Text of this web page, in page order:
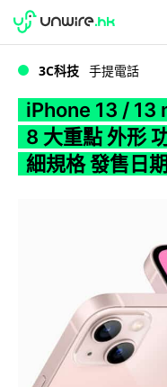
WWDC 2026
3C科技 手提電話
iPhone 13 /
8 大重點 外形
細規格 發售日期